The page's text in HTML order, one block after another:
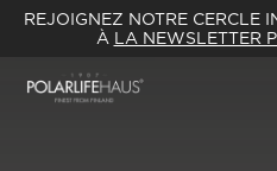
REJOIGNEZ NOTRE CERCLE
À LA NEWSLETTER